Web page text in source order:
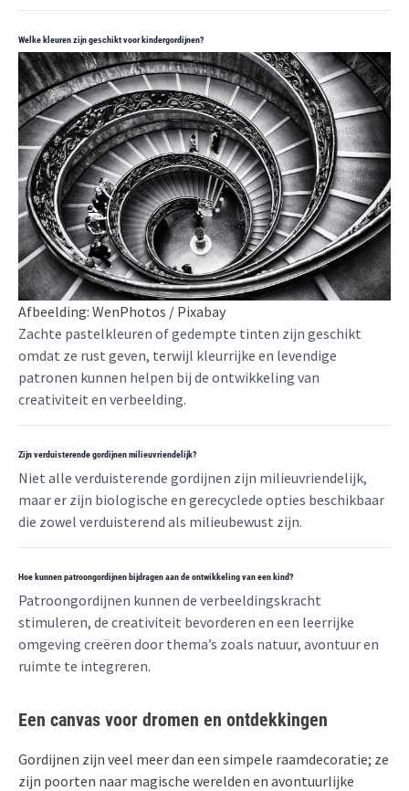
Welke kleuren zijn geschikt voor kindergordijnen?
Afbeelding: WenPhotos / Pixabay
Zachte pastelkleuren of gedempte tinten zijn geschikt
omdat ze rust geven, terwijl kleurrijke en levendige
patronen kunnen helpen bij de ontwikkeling van
creativiteit en verbeelding.
Zijn verduisterende gordijnen milieuvriendelijk?
Niet alle verduisterende gordijnen zijn milieuvriendelijk,
maar er zijn biologische en gerecyclede opties beschikbaar
die zowel verduisterend als milieubewust zijn.
Hoe kunnen patroongordijnen bijdragen aan de ontwikkeling van een kind?
Patroongordijnen kunnen de verbeeldingskracht
stimuleren, de creativiteit bevorderen en een leerrijke
omgeving creëren door thema’s zoals natuur, avontuur en
ruimte te integreren.
Een canvas voor dromen en ontdekkingen
Gordijnen zijn veel meer dan een simpele raamdecoratie; ze
zijn poorten naar magische werelden en avontuurlijke